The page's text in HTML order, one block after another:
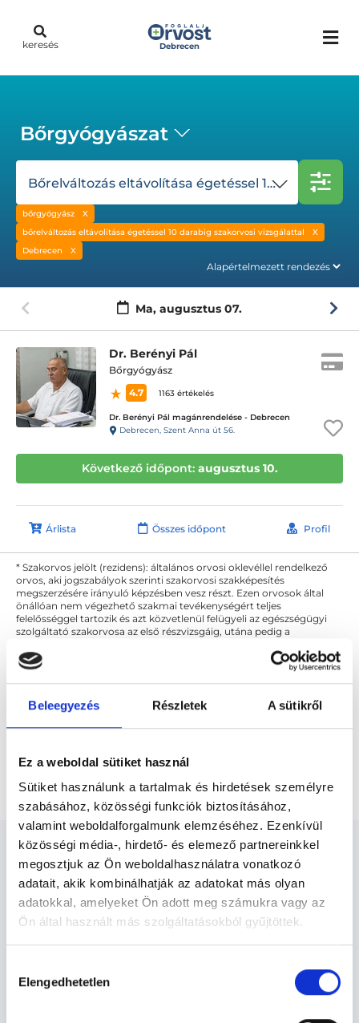
Beleegyezés Részletek A sütikről
Ez a weboldal sütiket használ
Sütiket használunk a tartalmak és hirdetések személyre
szabásához, közösségi funkciók biztosításához,
valamint weboldalforgalmunk elemzéséhez. Ezenkívül
közösségi média-, hirdető- és elemező partnereinkkel
megosztjuk az Ön weboldalhasználatra vonatkozó
adatait, akik kombinálhatják az adatokat más olyan
adatokkal, amelyeket Ön adott meg számukra vagy az
Ön által használt más szolgáltatásokból gyűjtöttek.
szabályzat:https://foglaljorvost.hu/info/foglaljorvost-
kiválasztása
Elengedhetetlen
keresés Debrecen
Bőrgyógyászat
Bőrelváltozás eltávolítása égetéssel 10 darabig szakorvosi vizsgálattal
bőrgyógyász
bőrelváltozás eltávolítása égetéssel 10 darabig szakorvosi vizsgálattal
Debrecen
Ma, augusztus 07.
Dr. Berényi Pál
Bőrgyógyász
4.7
1163 értékelés
Dr. Berényi Pál magánrendelése - Debrecen
Debrecen, Szent Anna út 56.
Következő időpont: augusztus 10.
Árlista Összes időpont Profil
* Szakorvos jelölt (rezidens): általános orvosi oklevéllel rendelkező
orvos, aki jogszabályok szerinti szakorvosi szakképesítés
megszerzésére irányuló képzésben vesz részt. Ezen orvosok által
önállóan nem végezhető szakmai tevékenységért teljes
felelősséggel tartozik és azt közvetlenül felügyeli az egészségügyi
szolgáltató szakorvosa az első részvizsgáig, utána pedig a
felelősségét kizárja esetleges névazonosságért bármely szakorvos
és szakorvosjelölt esetén.
Főoldal Bőrgyógyász Debrecen
Bőrelváltozás eltávolítása égetéssel 10 darabig
Bőrgyógyász Debrecen -
Bőrgyógyászat